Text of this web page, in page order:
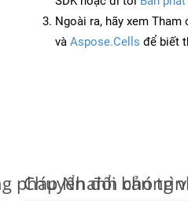
Ngoài ra, hãy xem Tham
và Aspose.Cells để biết
pháp Nhanh chóng
Chuyển đổi bản